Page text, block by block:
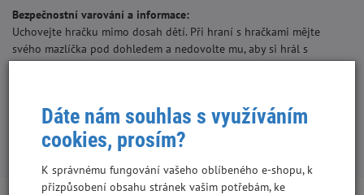
Bezpečnostní varování a informace:
Uchovejte hračku mimo dosah dětí. Při hraní s hračkami mějte
svého mazlíčka pod dohledem a nedovolte mu, aby si hrál s
rozbitou nebo poškozenou hračkou. Rozbité nebo poškozené hračky
S tímto produktem lidé kupují:
Dáte nám souhlas s využíváním
cookies, prosím?
K správnému fungování vašeho oblíbeného e-shopu, k
přizpůsobení obsahu stránek vašim potřebám, ke